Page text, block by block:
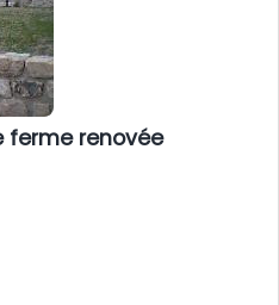
ferme renovée